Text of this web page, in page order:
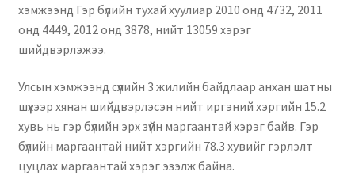
Сургалт
Түрээсийн гэрээ
Хөдөлмөрийн багц баримт
Хүний нөөцийн бодлогын баримт
хэмжээнд Гэр бүлийн тухай хуулиар 2010 онд 4732, 2011
онд 4449, 2012 онд 3878, нийт 13059 хэрэг
шийдвэрлэжээ.
Улсын хэмжээнд сүүлийн 3 жилийн байдлаар анхан шатны
шүүхээр хянан шийдвэрлэсэн нийт иргэний хэргийн 15.2
хувь нь гэр бүлийн эрх зүйн маргаантай хэрэг байв. Гэр
бүлийн маргаантай нийт хэргийн 78.3 хувийг гэрлэлт
цуцлах маргаантай хэрэг эзэлж байна.